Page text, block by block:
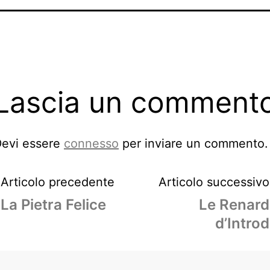
un
essere connesso per inviare un commento.
Articolo precedente
La Pietra Felice
Articolo successivo
Le Renard
d’Introd